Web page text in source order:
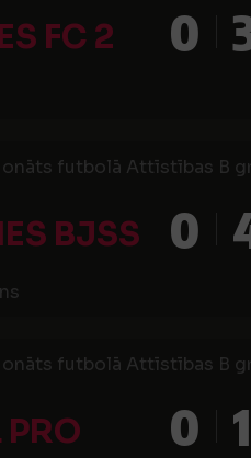
FC 2 0
futbolā Attīstības B
BJSS 0
futbolā Attīstības B
PRO 0 1